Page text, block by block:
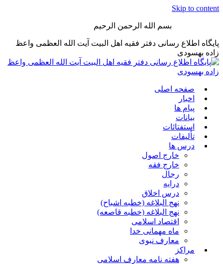
Skip to content
بسم الله الرحمن الرحیم
پایگاه اطلاع رسانی دفتر فقیه اهل البیت آیت الله العظمی واعظ
زاده بهسودی
صفحه اصلی
اخبار
پیام ها
بیانات
استفتائات
تألیفات
درس ها
خارج اصول
خارج فقه
رجال
درایه
درس اخلاق
نهج البلاغه (خطبه اشباح)
نهج البلاغه (خطبه قاصعه)
اقتصاد اسلامی
ماه مهمانی خدا
معارف نبوی
مراکز
هفته نامه معارف اسلامی